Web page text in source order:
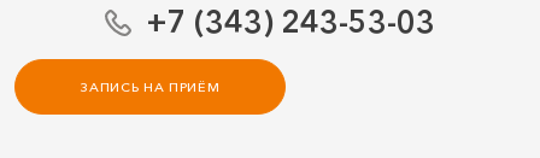
+7 (343) 243-53-03
ЗАПИСЬ НА ПРИЁМ